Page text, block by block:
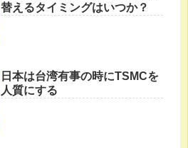
替えるタイミングはいつか？
日本は台湾有事の時にTSMCを
人質にする